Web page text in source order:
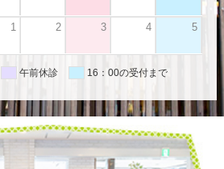
1 2 3 4 5
午前休診 16：00の受付まで